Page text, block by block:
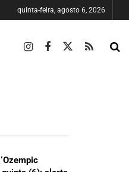
quinta-feira, agosto 6, 2026